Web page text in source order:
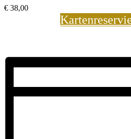
€ 38,00